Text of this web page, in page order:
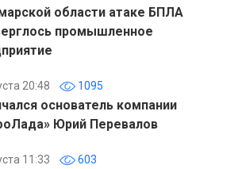
области атаке БПЛА
промышленное
20:48 1095
основатель компании
Юрий Перевалов
11:33 603